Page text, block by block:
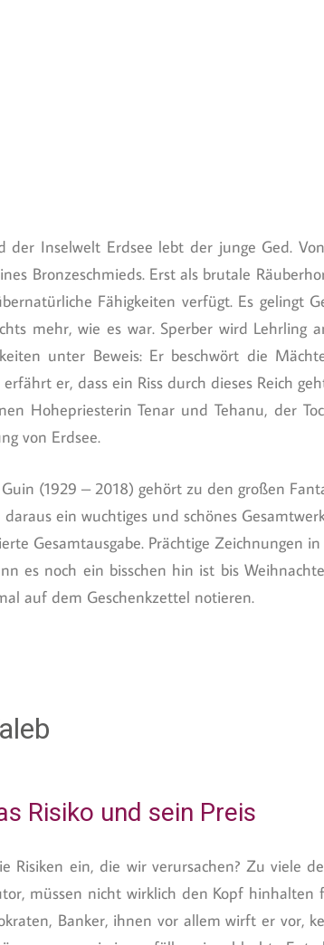
der Inselwelt Erdsee lebt der junge Ged.
Bronzeschmieds. Erst als brutale
Fähigkeiten verfügt. Es gelingt
mehr, wie es war. Sperber wird Lehrling
unter Beweis: Er beschwört die
erfährt er, dass ein Riss durch dieses Reich
Hohepriesterin Tenar und Tehanu, der
von Erdsee.
Guin (1929 – 2018) gehört zu den großen
ein wuchtiges und schönes
Gesamtausgabe. Prächtige Zeichnungen
es noch ein bisschen hin ist bis
auf dem Geschenkzettel notieren.
Risiko und sein Preis
Risiken ein, die wir verursachen? Zu viele
müssen nicht wirklich den Kopf
Banker, ihnen vor allem wirft er vor,